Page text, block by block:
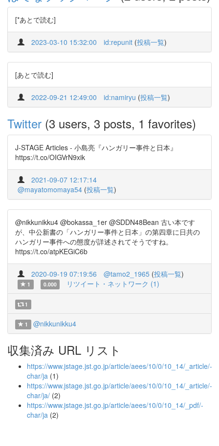
[*あとで読む]
2023-03-10 15:32:00 id:repunit (投稿一覧)
[あとで読む]
2022-09-21 12:49:00 id:namiryu (投稿一覧)
Twitter (3 users, 3 posts, 1 favorites)
J-STAGE Articles - 小島亮『ハンガリー事件と日本』
https://t.co/OIGVrN9xik
2021-09-07 12:17:14
@mayatomomaya54 (投稿一覧)
@nikkunikku4 @bokassa_1er @SDDN48Bean 古い本です
が、中公新書の「ハンガリー事件と日本」の第四章に日共の
ハンガリー事件への態度が詳述されてそうですね。
https://t.co/atpKEGiC6b
2020-09-19 07:19:56 @tamo2_1965 (投稿一覧)
1 0.000 リツイート・ネットワーク (1)
1
1 @nikkunikku4
収集済み URL リスト
https://www.jstage.jst.go.jp/article/aees/10/0/10_14/_article/-
char/ja (1)
https://www.jstage.jst.go.jp/article/aees/10/0/10_14/_article/-
char/ja/ (2)
https://www.jstage.jst.go.jp/article/aees/10/0/10_14/_pdf/-
char/ja (2)